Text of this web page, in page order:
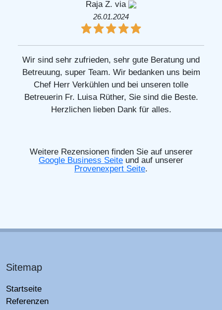
Raja Z. via
26.01.2024
Wir sind sehr zufrieden, sehr gute Beratung und
Betreuung, super Team. Wir bedanken uns beim
Chef Herr Verkühlen und bei unseren tolle
Betreuerin Fr. Luisa Rüther, Sie sind die Beste.
Herzlichen lieben Dank für alles.
Weitere Rezensionen finden Sie auf unserer
Google Business Seite und auf unserer
Provenexpert Seite.
Sitemap
Startseite
Referenzen